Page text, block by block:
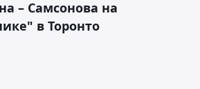
– Самсонова на
в Торонто